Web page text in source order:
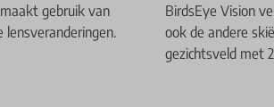
gebruik van
lensveranderingen.
BirdsEye Vision
ook de andere
gezichtsveld met